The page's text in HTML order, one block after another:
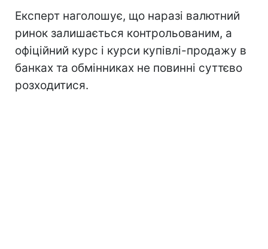
Експерт наголошує, що наразі валютний
ринок залишається контрольованим, а
офіційний курс і курси купівлі-продажу в
банках та обмінниках не повинні суттєво
розходитися.